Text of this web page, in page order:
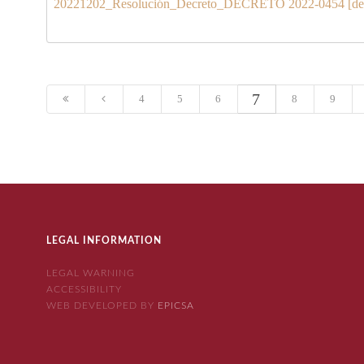
20221202_Resolución_Decreto_DECRETO 2022-0454
4 5 6 7 8 9
LEGAL INFORMATION
LEGAL WARNING
ACCESSIBILITY
WEB DEVELOPED BY EPICSA